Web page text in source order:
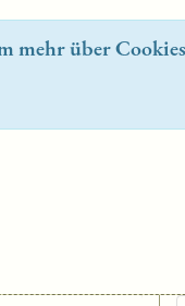
mehr über